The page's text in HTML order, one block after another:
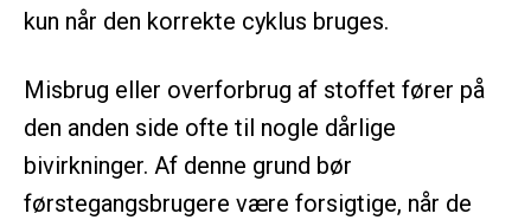
kun når den korrekte cyklus bruges.
Misbrug eller overforbrug af stoffet fører på
den anden side ofte til nogle dårlige
bivirkninger. Af denne grund bør
førstegangsbrugere være forsigtige, når de